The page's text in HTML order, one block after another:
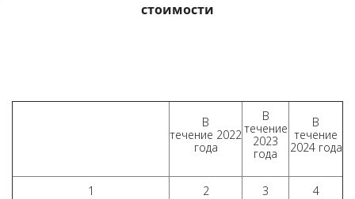
стоимости
В
течение 2022
года
В
течение
2023
года
В
течение
2024 года
1 2 3 4